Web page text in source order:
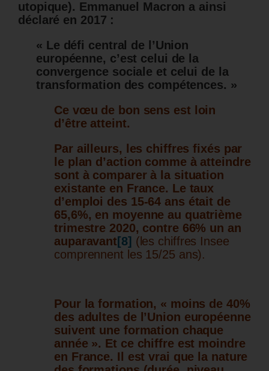
utopique). Emmanuel Macron a ainsi
déclaré en 2017 :
« Le défi central de l’Union
européenne, c’est celui de la
convergence sociale et celui de la
transformation des compétences. »
Ce vœu de bon sens est loin
d’être atteint.
Par ailleurs, les chiffres fixés par
le plan d’action comme à atteindre
sont à comparer à la situation
existante en France. Le taux
d’emploi des 15-64 ans était de
65,6%, en moyenne au quatrième
trimestre 2020, contre 66% un an
auparavant [8] (les chiffres Insee
comprennent les 15/25 ans).
Pour la formation, « moins de 40%
des adultes de l’Union européenne
suivent une formation chaque
année ». Et ce chiffre est moindre
en France. Il est vrai que la nature